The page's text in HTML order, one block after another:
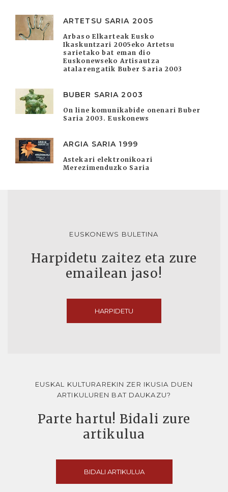
ARTETSU SARIA 2005
Arbaso Elkarteak Eusko
Ikaskuntzari 2005eko Artetsu
sarietako bat eman dio
Euskonewseko Artisautza
atalarengatik Buber Saria 2003
BUBER SARIA 2003
On line komunikabide onenari Buber
Saria 2003. Euskonews
ARGIA SARIA 1999
Astekari elektronikoari
Merezimenduzko Saria
EUSKONEWS BULETINA
Harpidetu zaitez eta zure
emailean jaso!
HARPIDETU
EUSKAL KULTURAREKIN ZER IKUSIA DUEN
ARTIKULUREN BAT DAUKAZU?
Parte hartu! Bidali zure
artikulua
BIDALI ARTIKULUA